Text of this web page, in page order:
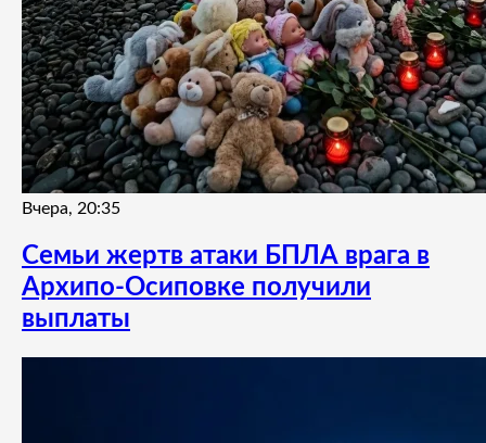
Вчера, 20:35
Семьи жертв атаки БПЛА врага в
Архипо-Осиповке получили
выплаты